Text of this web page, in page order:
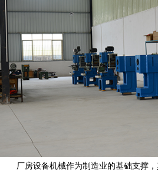
厂房设备机械作为制造业的基础支撑